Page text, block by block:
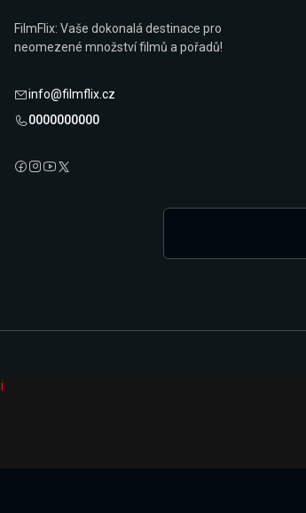
FilmFlix: Vaše dokonalá destinace pro
neomezené množství filmů a pořadů!
info@filmflix.cz
0000000000
i